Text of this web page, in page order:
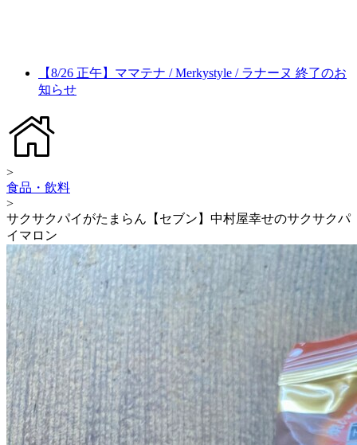
【8/26 正午】ママテナ / Merkystyle / ラナーヌ 終了のお
知らせ
>
食品・飲料
>
サクサクパイがたまらん【セブン】中村屋幸せのサクサクパ
イマロン